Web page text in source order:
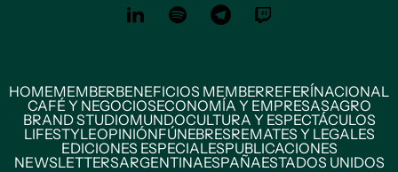
HOMEMEMBERBENEFICIOS MEMBERREFERÍNACIONAL
CAFÉ Y NEGOCIOSECONOMÍA Y EMPRESASAGRO
BRAND STUDIOMUNDOCULTURA Y ESPECTÁCULOS
LIFESTYLEOPINIÓNFÚNEBRESREMATES Y LEGALES
EDICIONES ESPECIALESPUBLICACIONES
NEWSLETTERSARGENTINAESPAÑAESTADOS UNIDOS